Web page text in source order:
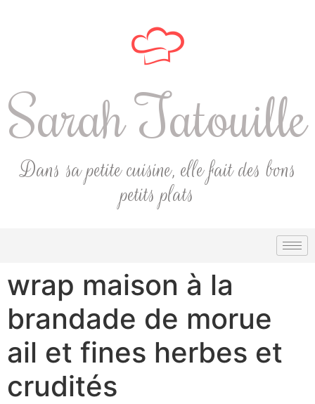
Sarah Tatouille
Dans sa petite cuisine, elle fait des bons
petits plats
wrap maison à la
brandade de morue
ail et fines herbes et
crudités